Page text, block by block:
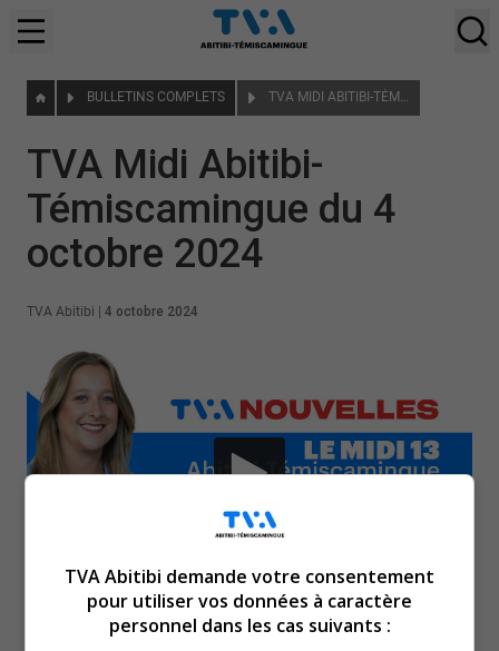
BULLETINS COMPLETS TVA MIDI ABITIBI-TÉMISCAMINGUE DU 4 OCTOBRE 2024
TVA Midi Abitibi-
Témiscamingue du 4
octobre 2024
TVA Abitibi 4 octobre 2024
En manchettes en ce vendredi 4 octobre 2024 :
TVA Abitibi demande votre consentement
pour utiliser vos données à caractère
personnel dans les cas suivants :